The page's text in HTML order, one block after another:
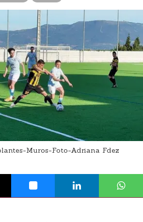
Muros-Foto-Adriana Fdez